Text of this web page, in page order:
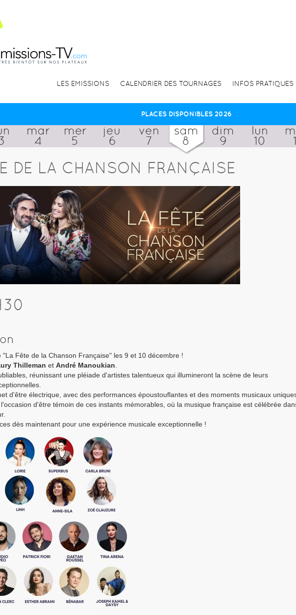
LES EMISSIONS CALENDRIER DES TOURNAGES INFOS PRATIQUES
PLACES DISPONIBLES 2026
mar
4
mer
5
jeu
6
ven
7
sam
8
dim
9
lun
10
DE LA CHANSON FRANÇAISE
"La Fête de la Chanson Française" les 9 et 10 décembre !
Thilleman et André Manoukian
réunissant une pléiade d'artistes talentueux qui illumineront la scène de leurs
d'être électrique, avec des performances époustouflantes et des moments musicaux
d'être témoin de ces instants mémorables, où la musique française est célébrée
dès maintenant pour une expérience musicale exceptionnelle !